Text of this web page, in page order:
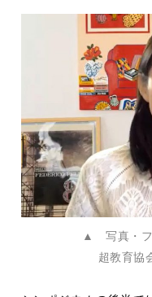
▲ 写真・フ
超教育協